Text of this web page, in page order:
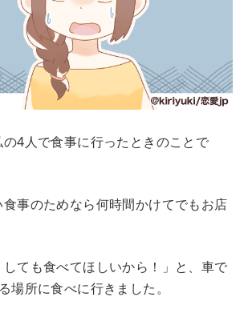
4人で食事に行ったときのことで
事のためなら何時間かけてでもお店
ても食べてほしいから！」と、車で
場所に食べに行きました。